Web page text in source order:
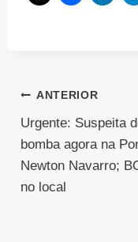
Navegação
de
Post
ANTERIOR
Urgente: Suspeita
bomba agora na
Newton Navarro;
no local